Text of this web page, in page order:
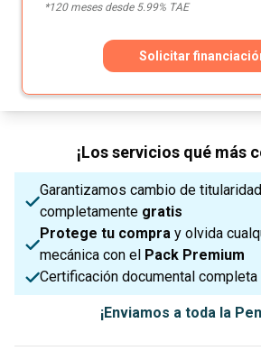
*120meses desde 5.99% TAE
Solicitar
¡Los servicios qué más
Garantizamos cambio de
completamente gratis
Protege tu compra y olvida
mecánica con el Pack Premium
Certificación documental
¡Enviamos a toda la